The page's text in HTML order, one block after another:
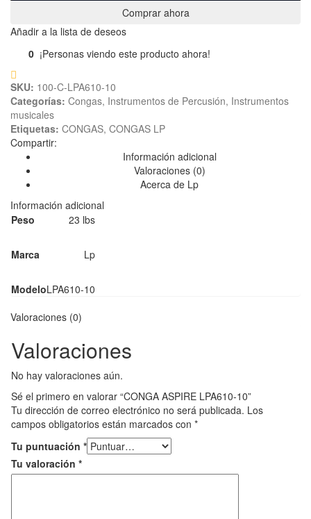
Comprar ahora
Añadir a la lista de deseos
0 ¡Personas viendo este producto ahora!
SKU: 100-C-LPA610-10
Categorías: Congas, Instrumentos de Percusión, Instrumentos
musicales
Etiquetas: CONGAS, CONGAS LP
Compartir:
Información adicional
Valoraciones (0)
Acerca de Lp
Información adicional
Peso
23 lbs
Marca Lp
ModeloLPA610-10
Valoraciones (0)
Valoraciones
No hay valoraciones aún.
Sé el primero en valorar “CONGA ASPIRE LPA610-10”
Tu dirección de correo electrónico no será publicada. Los
campos obligatorios están marcados con *
Tu puntuación *
Tu valoración *